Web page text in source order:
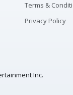
Terms &
Privacy Policy
Inc.